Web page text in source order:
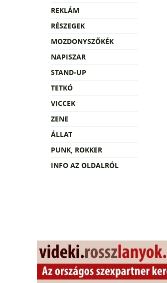
REKLÁM
RÉSZEGEK
MOZDONYSZŐKÉK
NAPISZAR
STAND-UP
TETKÓ
VICCEK
ZENE
ÁLLAT
PUNK, ROKKER
INFO AZ OLDALRÓL